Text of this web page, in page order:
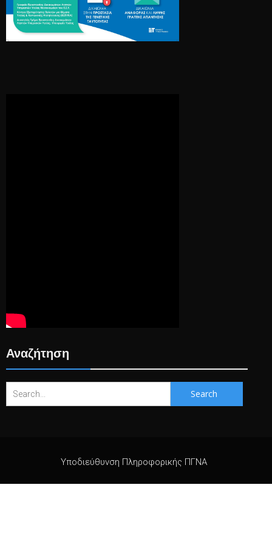
Αναζήτηση
for:
Υποδιεύθυνση Πληροφορικής ΠΓΝΑ